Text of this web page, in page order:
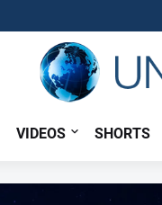
VIDEOS SHORTS